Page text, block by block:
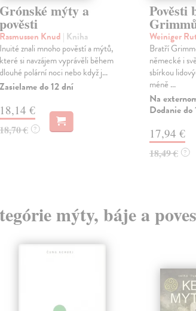
Grónské mýty a
pověsti
Rasmussen Knud | Kniha
Inuité znali mnoho pověstí a mýtů,
které si navzájem vyprávěli během
dlouhé polární noci nebo když j...
Zasielame do 12 dní
18,14 €
€ ?
Pověsti
Weiniger
Bratří
německé i
sbírkou
méně ...
Na
Dodanie do
17,94 €
18,49 € ?
mýty, báje a